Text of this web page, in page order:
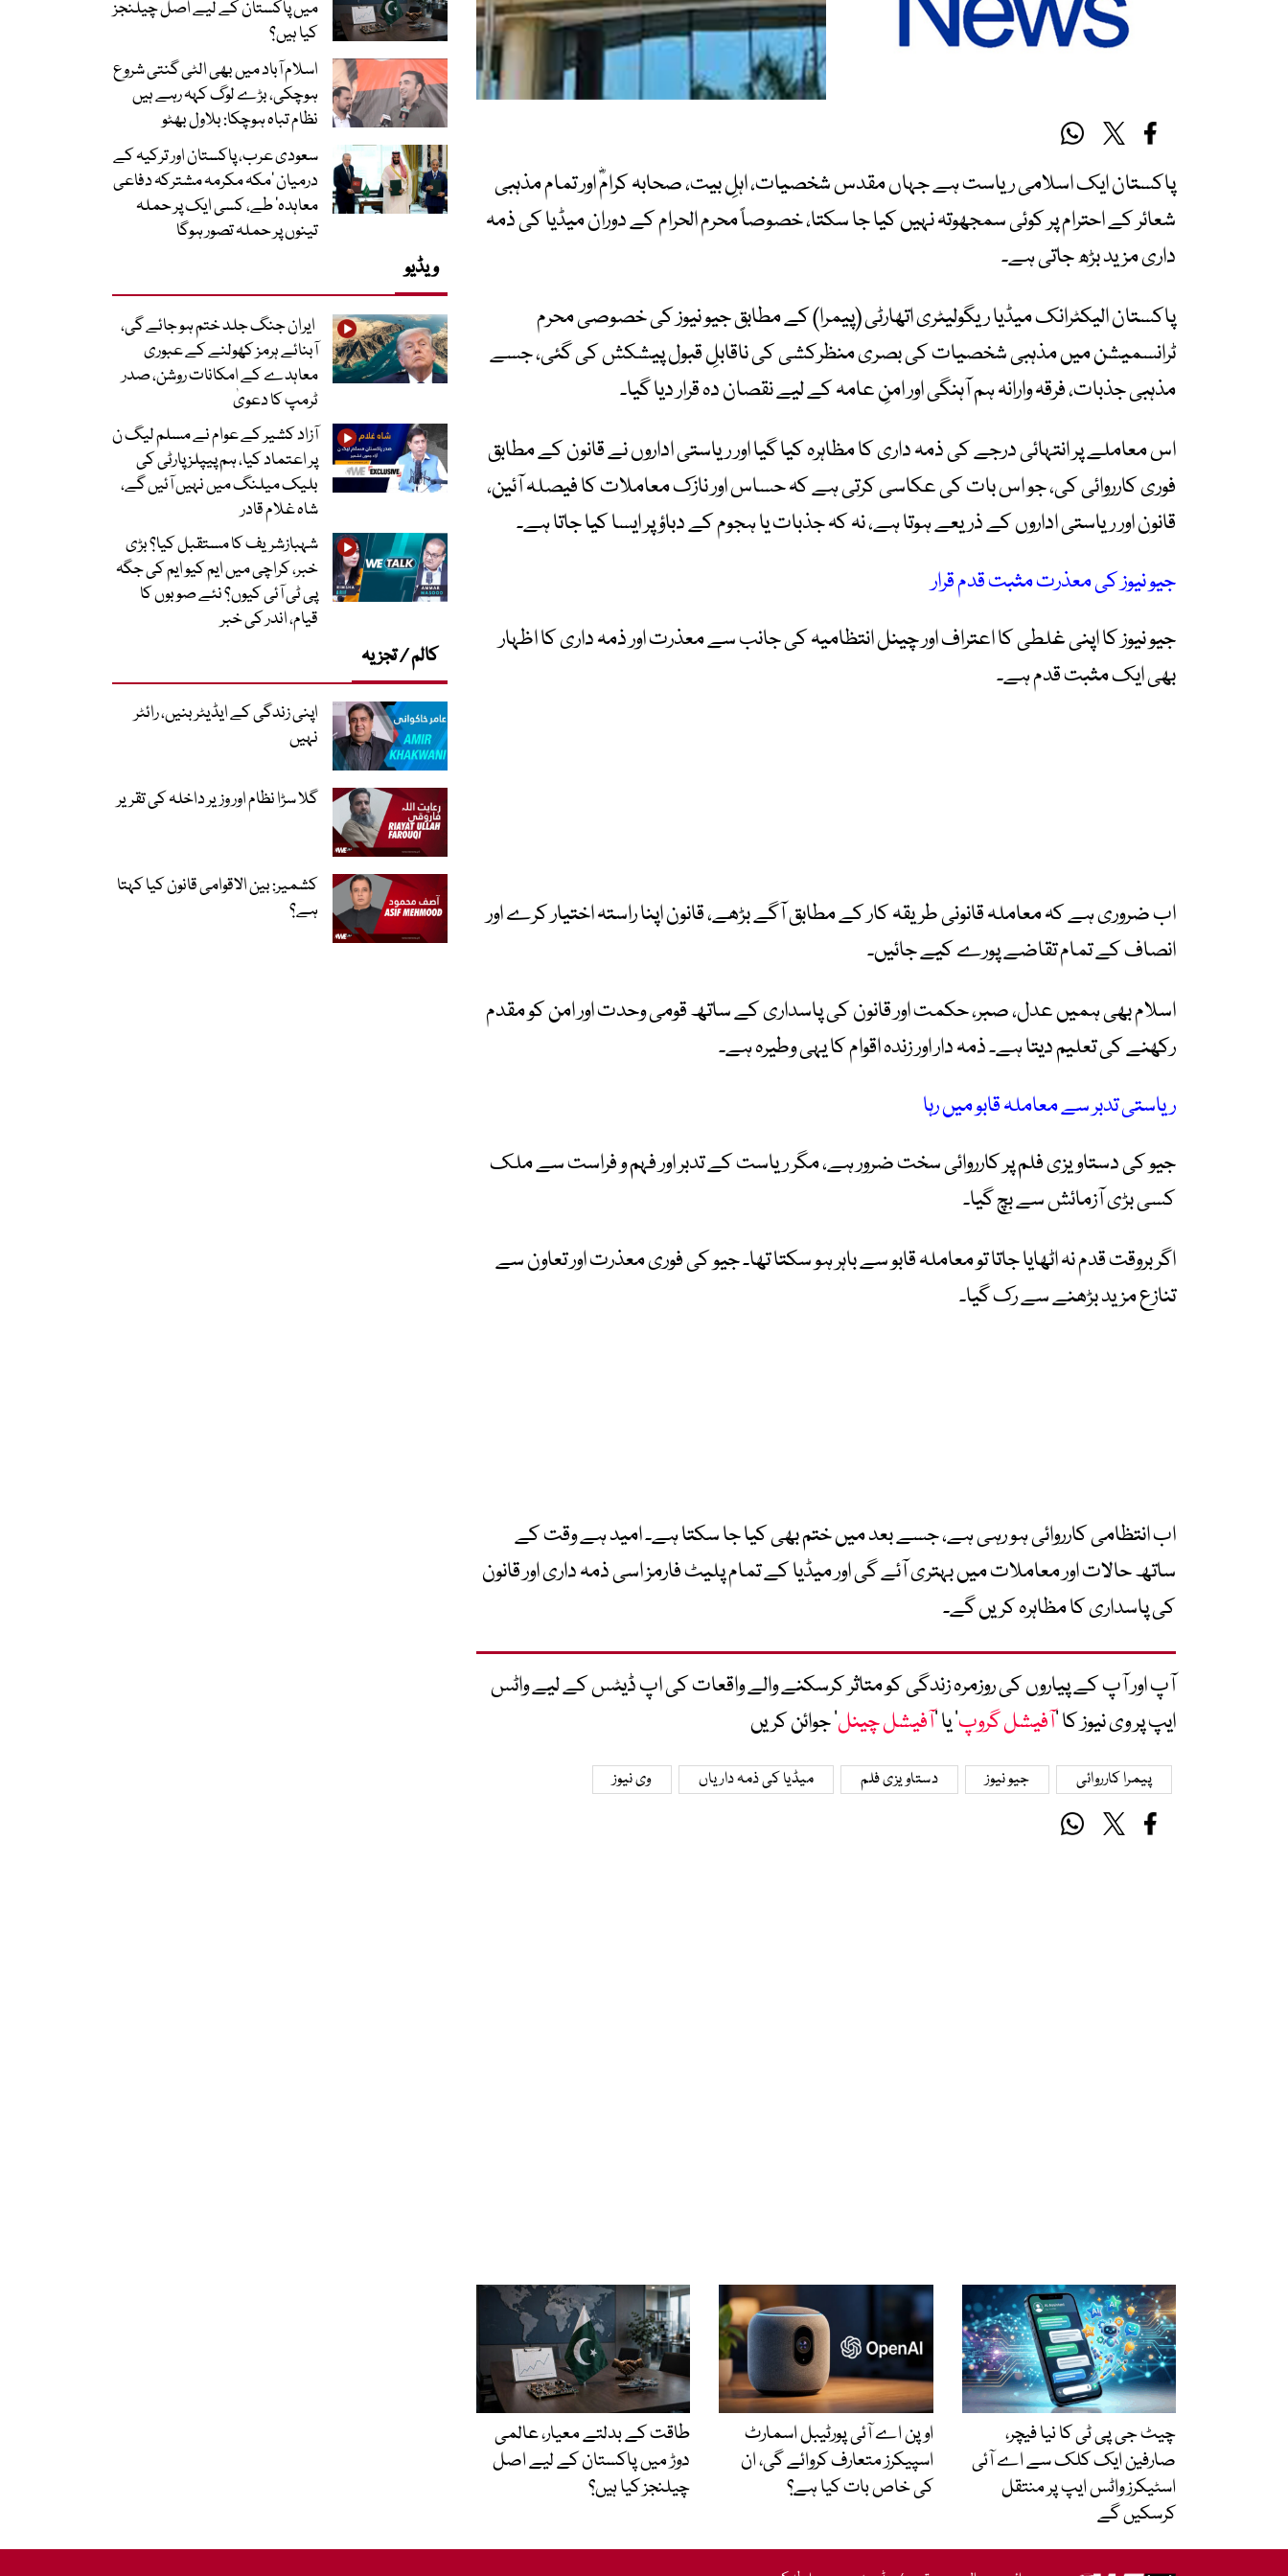
پاکستان ایک اسلامی ریاست ہے جہاں مقدس شخصیات، اہلِ بیت، صحابہ کرامؓ اور تمام مذہبی
شعائر کے احترام پر کوئی سمجھوتہ نہیں کیا جا سکتا، خصوصاً محرم الحرام کے دوران میڈیا کی ذمہ
داری مزید بڑھ جاتی ہے۔
پاکستان الیکٹرانک میڈیا ریگولیٹری اتھارٹی (پیمرا) کے مطابق جیو نیوز کی خصوصی محرم
ٹرانسمیشن میں مذہبی شخصیات کی بصری منظرکشی کی ناقابلِ قبول پیشکش کی گئی، جسے
مذہبی جذبات، فرقہ وارانہ ہم آہنگی اور امنِ عامہ کے لیے نقصان دہ قرار دیا گیا۔
اس معاملے پر انتہائی درجے کی ذمہ داری کا مظاہرہ کیا گیا اور ریاستی اداروں نے قانون کے مطابق
فوری کارروائی کی، جو اس بات کی عکاسی کرتی ہے کہ حساس اور نازک معاملات کا فیصلہ آئین،
قانون اور ریاستی اداروں کے ذریعے ہوتا ہے، نہ کہ جذبات یا ہجوم کے دباؤ پر ایسا کیا جاتا ہے۔
جیو نیوز کی معذرت مثبت قدم قرار
جیو نیوز کا اپنی غلطی کا اعتراف اور چینل انتظامیہ کی جانب سے معذرت اور ذمہ داری کا اظہار
بھی ایک مثبت قدم ہے۔
اب ضروری ہے کہ معاملہ قانونی طریقہ کار کے مطابق آگے بڑھے، قانون اپنا راستہ اختیار کرے اور
انصاف کے تمام تقاضے پورے کیے جائیں۔
اسلام بھی ہمیں عدل، صبر، حکمت اور قانون کی پاسداری کے ساتھ قومی وحدت اور امن کو مقدم
رکھنے کی تعلیم دیتا ہے۔ ذمہ دار اور زندہ اقوام کا یہی وطیرہ ہے۔
ریاستی تدبر سے معاملہ قابو میں رہا
جیو کی دستاویزی فلم پر کارروائی سخت ضرور ہے، مگر ریاست کے تدبر اور فہم و فراست سے ملک
کسی بڑی آزمائش سے بچ گیا۔
اگر بروقت قدم نہ اٹھایا جاتا تو معاملہ قابو سے باہر ہو سکتا تھا۔ جیو کی فوری معذرت اور تعاون سے
تنازع مزید بڑھنے سے رک گیا۔
اب انتظامی کارروائی ہو رہی ہے، جسے بعد میں ختم بھی کیا جا سکتا ہے۔ امید ہے وقت کے
ساتھ حالات اور معاملات میں بہتری آئے گی اور میڈیا کے تمام پلیٹ فارمز اسی ذمہ داری اور قانون
کی پاسداری کا مظاہرہ کریں گے۔
آپ اور آپ کے پیاروں کی روزمرہ زندگی کو متاثر کرسکنے والے واقعات کی اپ ڈیٹس کے لیے واٹس
ایپ پر وی نیوز کا ’آفیشل گروپ‘ یا ’آفیشل چینل‘ جوائن کریں
پیمرا کارروائی جیو نیوز دستاویزی فلم میڈیا کی ذمہ داریاں وی نیوز
چیٹ جی پی ٹی کا نیا فیچر،
صارفین ایک کلک سے اے آئی
اسٹیکرز واٹس ایپ پر منتقل
کرسکیں گے
اوپن اے آئی پورٹیبل اسمارٹ
اسپیکرز متعارف کروائے گی، ان
کی خاص بات کیا ہے؟
طاقت کے بدلتے معیار، عالمی
دوڑ میں پاکستان کے لیے اصل
چیلنجز کیا ہیں؟
میں پاکستان کے لیے اصل چیلنجز
کیا ہیں؟
اسلام آباد میں بھی الٹی گنتی شروع
ہوچکی، بڑے لوگ کہہ رہے ہیں
نظام تباہ ہوچکا: بلاول بھٹو
سعودی عرب، پاکستان اور ترکیہ کے
درمیان ’مکہ مکرمہ مشترکہ دفاعی
معاہدہ‘ طے، کسی ایک پر حملہ
تینوں پر حملہ تصور ہوگا
ویڈیو
ایران جنگ جلد ختم ہو جائے گی،
آبنائے ہرمز کھولنے کے عبوری
معاہدے کے امکانات روشن، صدر
ٹرمپ کا دعویٰ
آزاد کشیر کے عوام نے مسلم لیگ ن
پر اعتماد کیا، ہم پیپلز پارٹی کی
بلیک میلنگ میں نہیں آئیں گے،
شاہ غلام قادر
شہبازشریف کا مستقبل کیا؟ بڑی
خبر، کراچی میں ایم کیو ایم کی جگہ
پی ٹی آئی کیوں؟ نئے صوبوں کا
قیام، اندر کی خبر
کالم / تجزیہ
اپنی زندگی کے ایڈیٹر بنیں، رائٹر
نہیں
گلا سڑا نظام اور وزیر داخلہ کی تقریر
کشمیر: بین الاقوامی قانون کیا کہتا
ہے؟